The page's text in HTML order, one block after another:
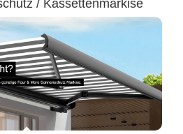
/ Kassettenmarkise